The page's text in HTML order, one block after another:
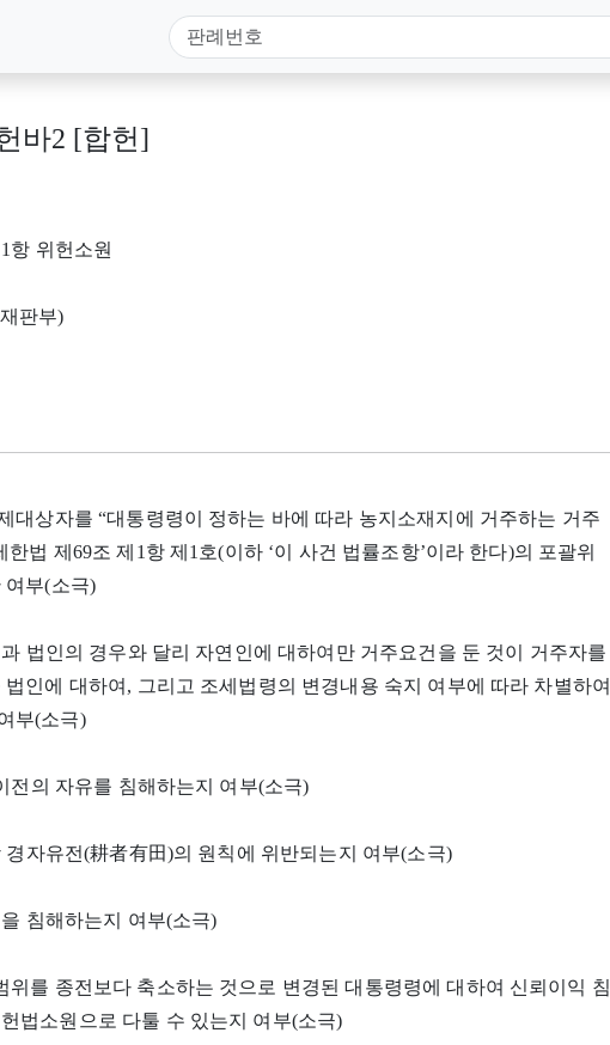
바2 [합헌]
항 위헌소원
판부)
대상자를 “대통령령이 정하는 바에 따라 농지소재지에 거주하는 거주
법 제69조 제1항 제1호(이하 ‘이 사건 법률조항’이라 한다)의 포괄위
여부(소극)
법인의 경우와 달리 자연인에 대하여만 거주요건을 둔 것이 거주자를
인에 대하여, 그리고 조세법령의 변경내용 숙지 여부에 따라 차별하여
부(소극)
전의 자유를 침해하는지 여부(소극)
자유전(耕者有田)의 원칙에 위반되는지 여부(소극)
침해하는지 여부(소극)
위를 종전보다 축소하는 것으로 변경된 대통령령에 대하여 신뢰이익 침
법소원으로 다툴 수 있는지 여부(소극)